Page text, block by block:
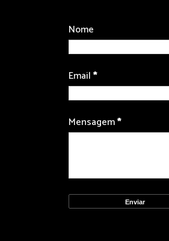
Nome
Email*
Mensagem*